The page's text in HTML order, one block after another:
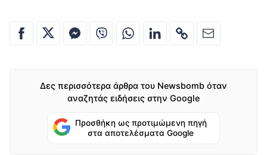
Δες περισσότερα άρθρα του Newsbomb όταν
αναζητάς ειδήσεις στην Google
Προσθήκη ως προτιμώμενη πηγή
στα αποτελέσματα Google